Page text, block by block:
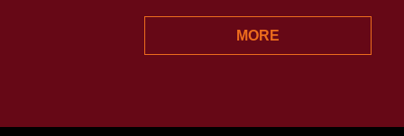
MORE